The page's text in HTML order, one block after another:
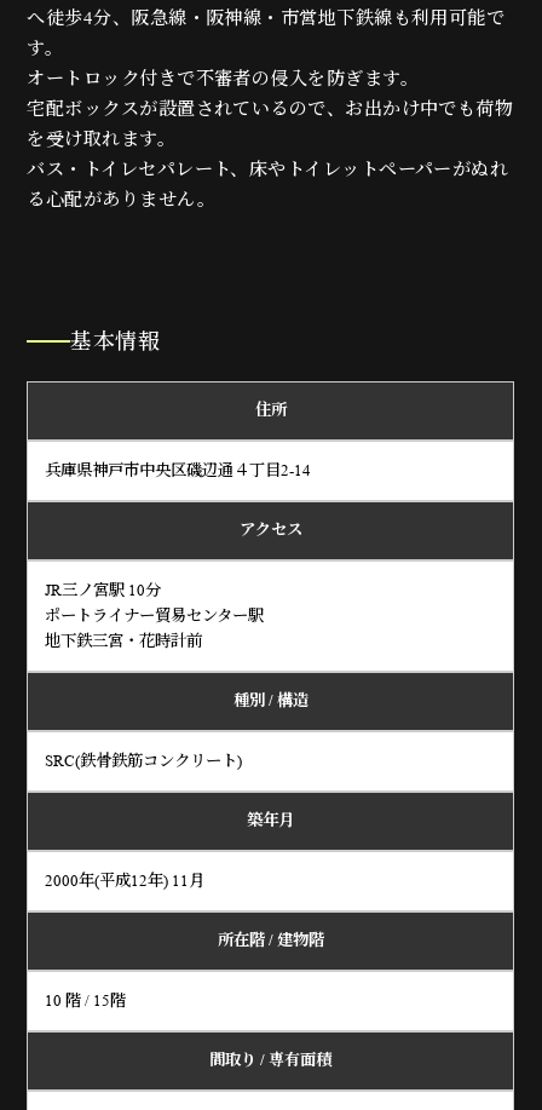
へ徒歩4分、阪急線・阪神線・市営地下鉄線も利用可能で
す。
オートロック付きで不審者の侵入を防ぎます。
宅配ボックスが設置されているので、お出かけ中でも荷物
を受け取れます。
バス・トイレセパレート、床やトイレットペーパーがぬれ
る心配がありません。
基本情報
住所
兵庫県神戸市中央区磯辺通４丁目2-14
アクセス
JR三ノ宮駅 10分
ポートライナー貿易センター駅
地下鉄三宮・花時計前
種別 / 構造
SRC(鉄骨鉄筋コンクリート)
築年月
2000年(平成12年) 11月
所在階 / 建物階
10 階 / 15階
間取り / 専有面積